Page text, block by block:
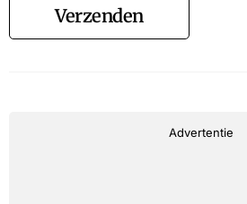
Verzenden
Advertentie